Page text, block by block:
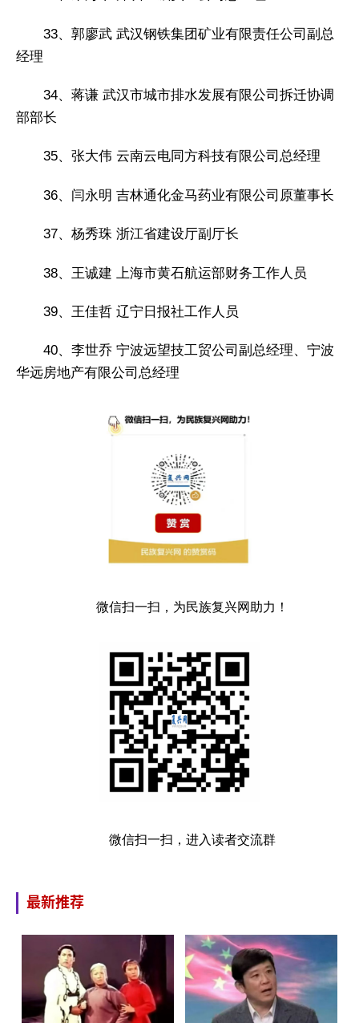
33、郭廖武 武汉钢铁集团矿业有限责任公司副总
经理
34、蒋谦 武汉市城市排水发展有限公司拆迁协调
部部长
35、张大伟 云南云电同方科技有限公司总经理
36、闫永明 吉林通化金马药业有限公司原董事长
37、杨秀珠 浙江省建设厅副厅长
38、王诚建 上海市黄石航运部财务工作人员
39、王佳哲 辽宁日报社工作人员
40、李世乔 宁波远望技工贸公司副总经理、宁波
华远房地产有限公司总经理
微信扫一扫，为民族复兴网助力！
微信扫一扫，进入读者交流群
最新推荐